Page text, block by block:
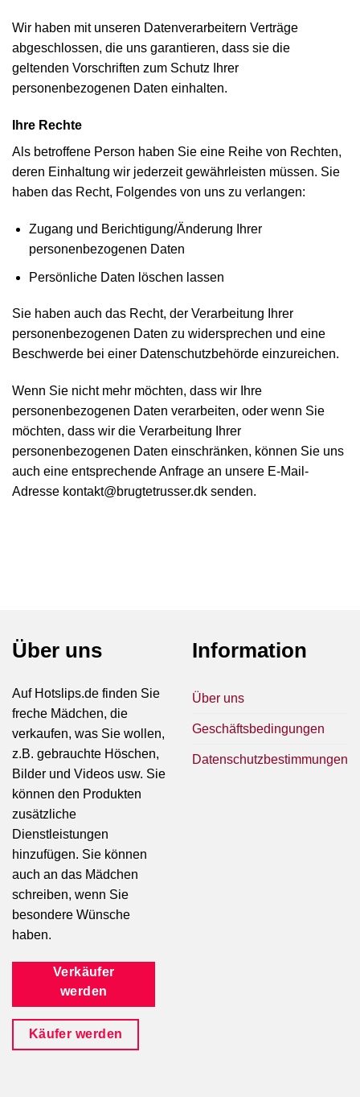
Wir haben mit unseren Datenverarbeitern Verträge
abgeschlossen, die uns garantieren, dass sie die
geltenden Vorschriften zum Schutz Ihrer
personenbezogenen Daten einhalten.
Ihre Rechte
Als betroffene Person haben Sie eine Reihe von Rechten,
deren Einhaltung wir jederzeit gewährleisten müssen. Sie
haben das Recht, Folgendes von uns zu verlangen:
Zugang und Berichtigung/Änderung Ihrer
personenbezogenen Daten
Persönliche Daten löschen lassen
Sie haben auch das Recht, der Verarbeitung Ihrer
personenbezogenen Daten zu widersprechen und eine
Beschwerde bei einer Datenschutzbehörde einzureichen.
Wenn Sie nicht mehr möchten, dass wir Ihre
personenbezogenen Daten verarbeiten, oder wenn Sie
möchten, dass wir die Verarbeitung Ihrer
personenbezogenen Daten einschränken, können Sie uns
auch eine entsprechende Anfrage an unsere E-Mail-
Adresse kontakt@brugtetrusser.dk senden.
Über uns
Auf Hotslips.de finden Sie
freche Mädchen, die
verkaufen, was Sie wollen,
z.B. gebrauchte Höschen,
Bilder und Videos usw. Sie
können den Produkten
zusätzliche
Dienstleistungen
hinzufügen. Sie können
auch an das Mädchen
schreiben, wenn Sie
besondere Wünsche
haben.
Verkäufer
werden
Käufer werden
Information
Über uns
Geschäftsbedingungen
Datenschutzbestimmungen